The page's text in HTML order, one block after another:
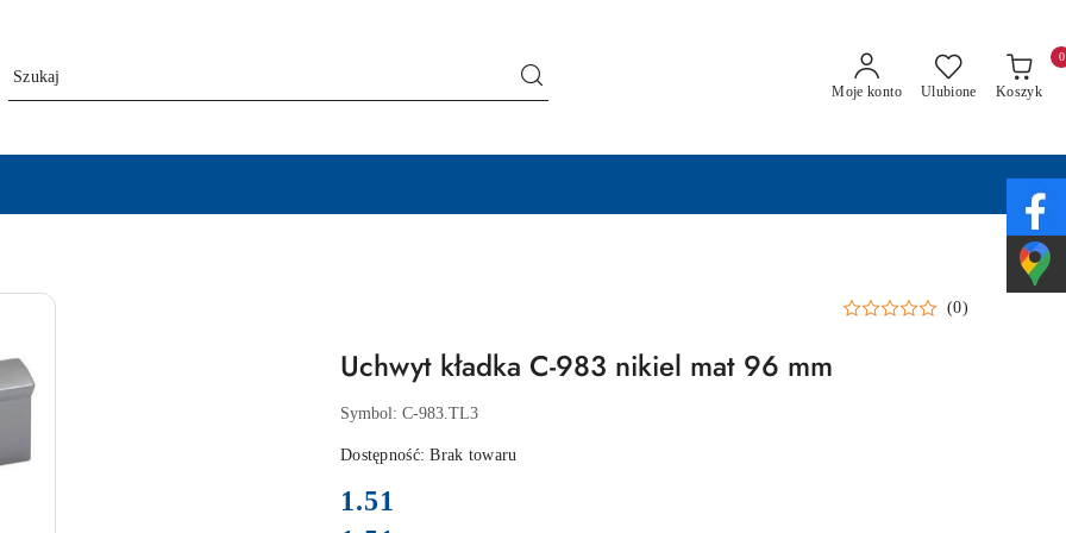
Moje konto Ulubione Koszyk
0
(0)
Uchwyt kładka C-983 nikiel mat 96 mm
Symbol: C-983.TL3
Dostępność:Brak towaru
cena:
1.51